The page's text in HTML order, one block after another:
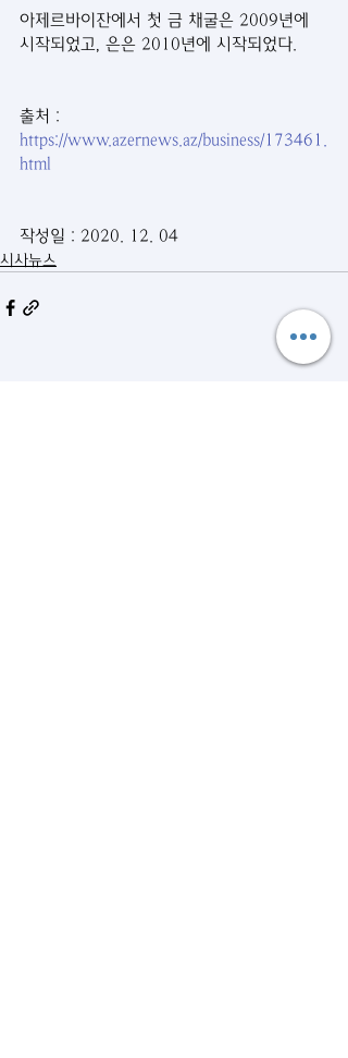
아제르바이잔에서 첫 금 채굴은 2009년에
시작되었고, 은은 2010년에 시작되었다.
출처 :
https://www.azernews.az/business/173461.
html
작성일 : 2020. 12. 04
시사뉴스